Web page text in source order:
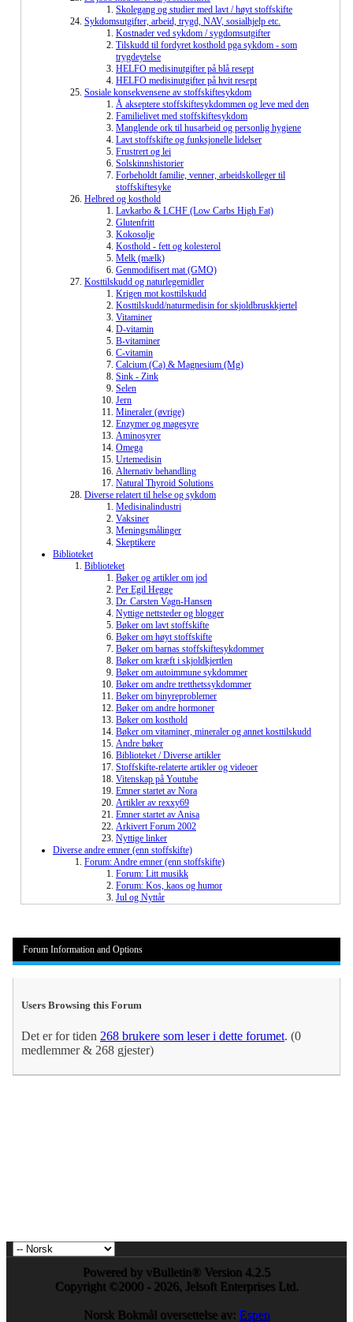
Skolegang og studier med lavt / høyt stoffskifte
Sykdomsutgifter, arbeid, trygd, NAV, sosialhjelp etc.
Kostnader ved sykdom / sygdomsutgifter
Tilskudd til fordyret kosthold pga sykdom - som
trygdeytelse
HELFO medisinutgifter på blå resept
HELFO medisinutgifter på hvit resept
Sosiale konsekvensene av stoffskiftesykdom
Å akseptere stoffskiftesykdommen og leve med den
Familielivet med stoffskiftesykdom
Manglende ork til husarbeid og personlig hygiene
Lavt stoffskifte og funksjonelle lidelser
Frustrert og lei
Solskinnshistorier
Forbeholdt familie, venner, arbeidskolleger til
stoffskiftesyke
Helbred og kosthold
Lavkarbo & LCHF (Low Carbs High Fat)
Glutenfritt
Kokosolje
Kosthold - fett og kolesterol
Melk (mælk)
Genmodifisert mat (GMO)
Kosttilskudd og naturlegemidler
Krigen mot kosttilskudd
Kosttilskudd/naturmedisin for skjoldbruskkjertel
Vitaminer
D-vitamin
B-vitaminer
C-vitamin
Calcium (Ca) & Magnesium (Mg)
Sink - Zink
Selen
Jern
Mineraler (øvrige)
Enzymer og magesyre
Aminosyrer
Omega
Urtemedisin
Alternativ behandling
Natural Thyroid Solutions
Diverse relatert til helse og sykdom
Medisinalindustri
Vaksiner
Meningsmålinger
Skeptikere
Biblioteket
Biblioteket
Bøker og artikler om jod
Per Egil Hegge
Dr. Carsten Vagn-Hansen
Nyttige nettsteder og blogger
Bøker om lavt stoffskifte
Bøker om høyt stoffskifte
Bøker om barnas stoffskiftesykdommer
Bøker om kræft i skjoldkjertlen
Bøker om autoimmune sykdommer
Bøker om andre tretthetssykdommer
Bøker om binyreproblemer
Bøker om andre hormoner
Bøker om kosthold
Bøker om vitaminer, mineraler og annet kosttilskudd
Andre bøker
Biblioteket / Diverse artikler
Stoffskifte-relaterte artikler og videoer
Vitenskap på Youtube
Emner startet av Nora
Artikler av rexxy69
Emner startet av Anisa
Arkivert Forum 2002
Nyttige linker
Diverse andre emner (enn stoffskifte)
Forum: Andre emner (enn stoffskifte)
Forum: Litt musikk
Forum: Kos, kaos og humor
Jul og Nyttår
Forum Information and Options
Users Browsing this Forum
Det er for tiden 268 brukere som leser i dette forumet. (0
medlemmer & 268 gjester)
Powered by vBulletin® Version 4.2.5
Copyright ©2000 - 2026, Jelsoft Enterprises Ltd.
Norsk Bokmål oversettelse av: Espen